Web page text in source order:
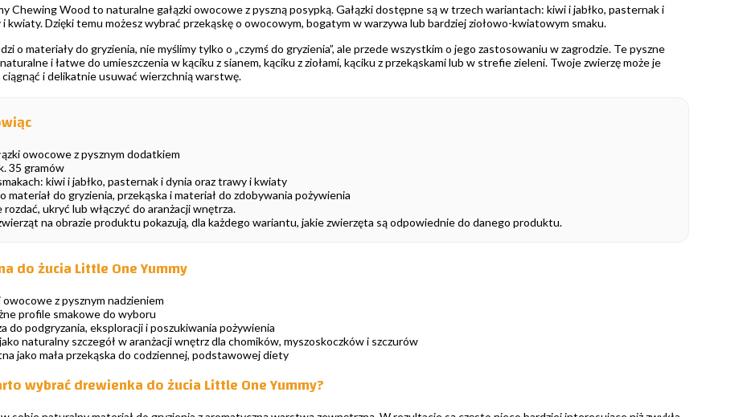
Chewing Wood to naturalne gałązki owocowe z pyszną posypką. Gałązki dostępne są w trzech wariantach: kiwi i jabłko, pasternak i
kwiaty. Dzięki temu możesz wybrać przekąskę o owocowym, bogatym w warzywa lub bardziej ziołowo-kwiatowym smaku.
o materiały do gryzienia, nie myślimy tylko o „czymś do gryzienia”, ale przede wszystkim o jego zastosowaniu w zagrodzie. Te pyszne
naturalne i łatwe do umieszczenia w kąciku z sianem, kąciku z ziołami, kąciku z przekąskami lub w strefie zieleni. Twoje zwierzę może je
ciągnąć i delikatnie usuwać wierzchnią warstwę.
owocowe z pysznym dodatkiem
35 gramów
kiwi i jabłko, pasternak i dynia oraz trawy i kwiaty
materiał do gryzienia, przekąska i materiał do zdobywania pożywienia
ukryć lub włączyć do aranżacji wnętrza.
na obrazie produktu pokazują, dla każdego wariantu, jakie zwierzęta są odpowiednie do danego produktu.
do żucia Little One Yummy
owocowe z pysznym nadzieniem
profile smakowe do wyboru
do podgryzania, eksploracji i poszukiwania pożywienia
naturalny szczegół w aranżacji wnętrz dla chomików, myszoskoczków i szczurów
jako mała przekąska do codziennej, podstawowej diety
wybrać drewienka do żucia Little One Yummy?